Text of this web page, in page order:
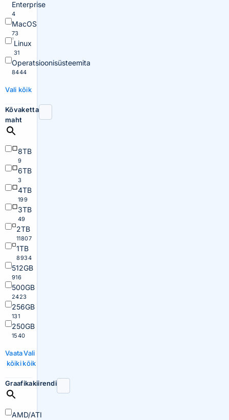
Enterprise
4
MacOS
73
Linux
31
Operatsioonisüsteemita
8444
Vali kõik
Kõvaketta
maht
8TB
9
6TB
3
4TB
199
3TB
49
2TB
11807
1TB
8934
512GB
916
500GB
2423
256GB
131
250GB
1540
Vaata
kõiki
Vali
kõik
Graafikakiirendi
AMD/ATI